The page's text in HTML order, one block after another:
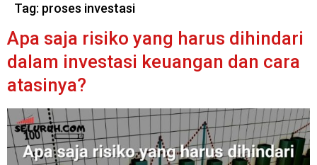
Tag: proses investasi
Apa saja risiko yang harus dihindari
dalam investasi keuangan dan cara
atasinya?